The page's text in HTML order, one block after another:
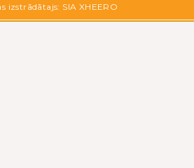
izstrādātajs: SIA XHEERO